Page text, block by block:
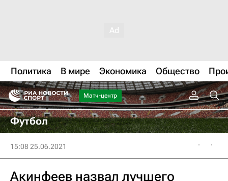
Политика В мире Экономика Общество
Матч-центр
Футбол
15:08 25.06.2021
Акинфеев назвал лучшего